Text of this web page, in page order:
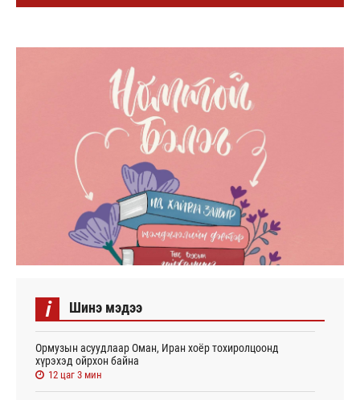
i Шинэ мэдээ
Ормузын асуудлаар Оман, Иран хоёр тохиролцоонд
хүрэхэд ойрхон байна
12 цаг 3 мин